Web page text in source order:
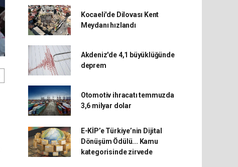
Kocaeli'de Dilovası Kent
Meydanı hızlandı
Akdeniz'de 4,1 büyüklüğünde
deprem
Otomotiv ihracatı temmuzda
3,6 milyar dolar
E-KİP’e Türkiye’nin Dijital
Dönüşüm Ödülü... Kamu
kategorisinde zirvede